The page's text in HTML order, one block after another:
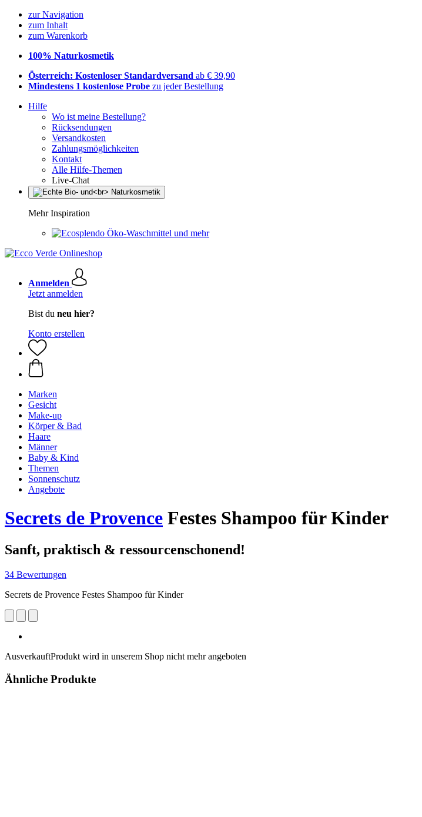
zur Navigation
zum Inhalt
zum Warenkorb
100% Naturkosmetik
Österreich: Kostenloser Standardversand ab € 39,90
Mindestens 1 kostenlose Probe zu jeder Bestellung
Hilfe
Wo ist meine Bestellung?
Rücksendungen
Versandkosten
Zahlungsmöglichkeiten
Kontakt
Alle Hilfe-Themen
Live-Chat
Mehr Inspiration
Öko-Waschmittel und mehr
Anmelden
Jetzt anmelden
Bist du neu hier?
Konto erstellen
Marken
Gesicht
Make-up
Körper & Bad
Haare
Männer
Baby & Kind
Themen
Sonnenschutz
Angebote
Secrets de Provence Festes Shampoo für Kinder
Sanft, praktisch & ressourcenschonend!
34 Bewertungen
Secrets de Provence Festes Shampoo für Kinder
AusverkauftProdukt wird in unserem Shop nicht mehr angeboten
Ähnliche Produkte